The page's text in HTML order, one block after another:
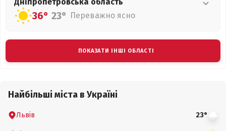
36° 23° Переважно ясно
ПОКАЗАТИ ІНШІ ОБЛАСТІ
Найбільші міста в Україні
Львів 23°